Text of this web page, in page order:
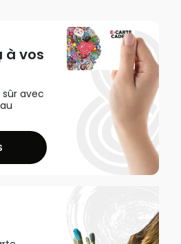
à vos
sûr avec